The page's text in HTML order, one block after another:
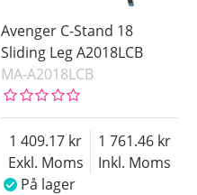
Avenger C-Stand 18
Sliding Leg A2018LCB
MA-A2018LCB
Exkl. Moms
1 409.17
Inkl. Moms
1 761.46
På lager